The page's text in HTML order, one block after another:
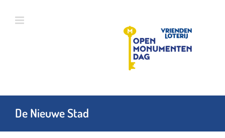
inhoud
De Nieuwe Stad